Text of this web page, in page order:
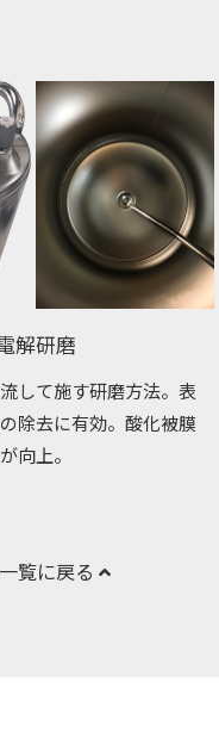
解研磨
して施す研磨方法。表
除去に有効。酸化被膜
向上。
覧に戻る